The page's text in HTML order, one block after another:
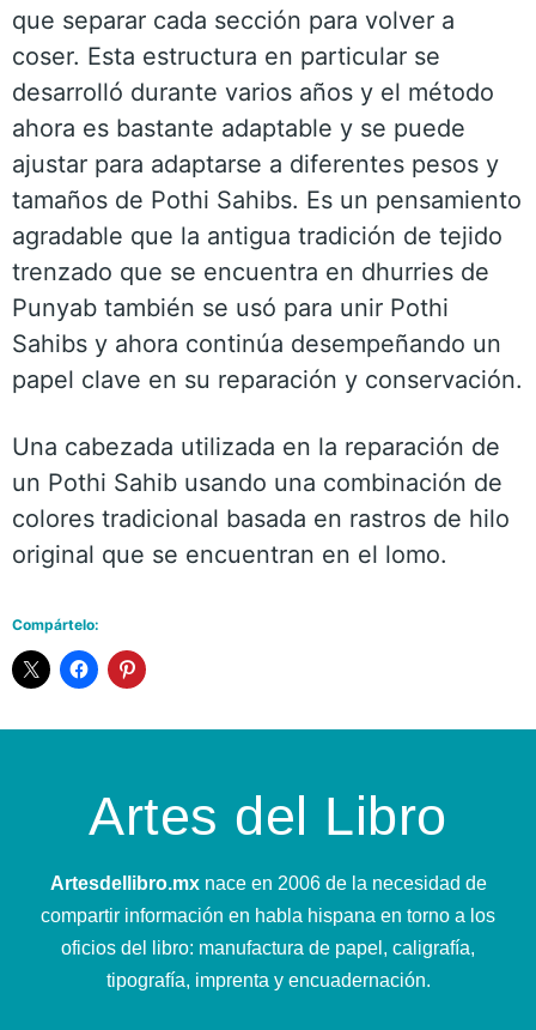
que separar cada sección para volver a
coser. Esta estructura en particular se
desarrolló durante varios años y el método
ahora es bastante adaptable y se puede
ajustar para adaptarse a diferentes pesos y
tamaños de Pothi Sahibs. Es un pensamiento
agradable que la antigua tradición de tejido
trenzado que se encuentra en dhurries de
Punyab también se usó para unir Pothi
Sahibs y ahora continúa desempeñando un
papel clave en su reparación y conservación.
Una cabezada utilizada en la reparación de
un Pothi Sahib usando una combinación de
colores tradicional basada en rastros de hilo
original que se encuentran en el lomo.
Compártelo:
Artes del Libro
Artesdellibro.mxnace en 2006 de la necesidad de
compartir información en habla hispana en torno a los
oficios del libro: manufactura de papel, caligrafía,
tipografía, imprenta y encuadernación.